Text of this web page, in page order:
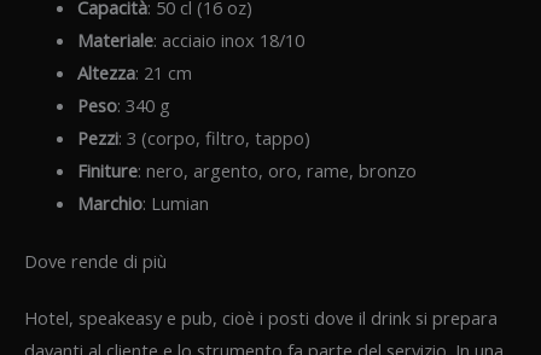
Capacità: 50 cl (16 oz)
Materiale: acciaio inox 18/10
Altezza: 21 cm
Peso: 340 g
Pezzi: 3 (corpo, filtro, tappo)
Finiture: nero, argento, oro, rame, bronzo
Marchio: Lumian
Dove rende di più
Hotel, speakeasy e pub, cioè i posti dove il drink si prepara